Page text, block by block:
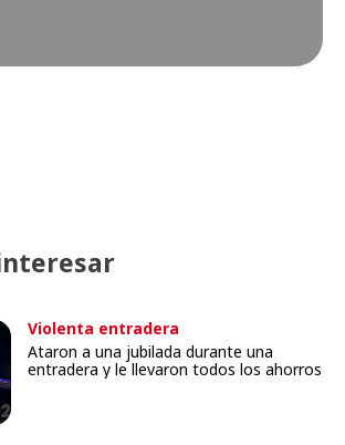
Violenta entradera
Ataron a una jubilada durante una
entradera y le llevaron todos los ahorros